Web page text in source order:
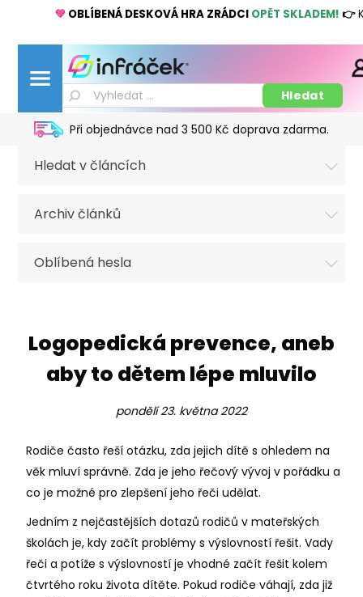
💚 OBLÍBENÁ DESKOVÁ HRA ZRÁDCI OPĚT SKLADEM! 👉
Při objednávce nad 3 500 Kč doprava zdarma.
Hledat v článcích
Archiv článků
Oblíbená hesla
Logopedická prevence, aneb
aby to dětem lépe mluvilo
pondělí 23. května 2022
Rodiče často řeší otázku, zda jejich dítě s ohledem na
věk mluví správně. Zda je jeho řečový vývoj v pořádku a
co je možné pro zlepšení jeho řeči udělat.
Jedním z nejčastějších dotazů rodičů v mateřských
školách je, kdy začít problémy s výslovností řešit. Vady
řeči a potíže s výslovností je vhodné začít řešit kolem
čtvrtého roku života dítěte. Pokud rodiče váhají, zda již